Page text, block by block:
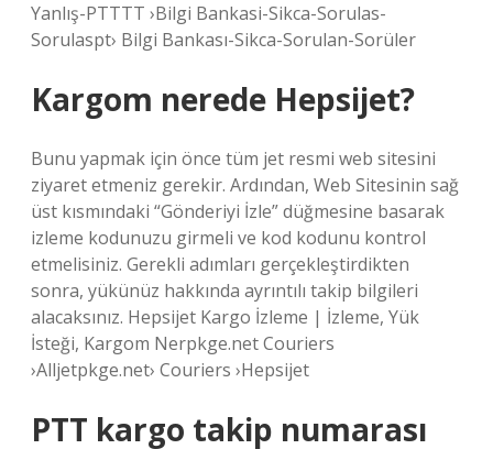
Yanlış-PTTTT ›Bilgi Bankasi-Sikca-Sorulas-
Sorulaspt› Bilgi Bankası-Sikca-Sorulan-Sorüler
Kargom nerede Hepsijet?
Bunu yapmak için önce tüm jet resmi web sitesini
ziyaret etmeniz gerekir. Ardından, Web Sitesinin sağ
üst kısmındaki “Gönderiyi İzle” düğmesine basarak
izleme kodunuzu girmeli ve kod kodunu kontrol
etmelisiniz. Gerekli adımları gerçekleştirdikten
sonra, yükünüz hakkında ayrıntılı takip bilgileri
alacaksınız. Hepsijet Kargo İzleme | İzleme, Yük
İsteği, Kargom Nerpkge.net Couriers
›Alljetpkge.net› Couriers ›Hepsijet
PTT kargo takip numarası